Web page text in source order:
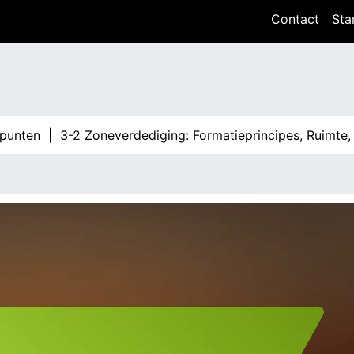
Contact
|3-2 Zoneverdediging: Formatieprincipes, Ruimte,